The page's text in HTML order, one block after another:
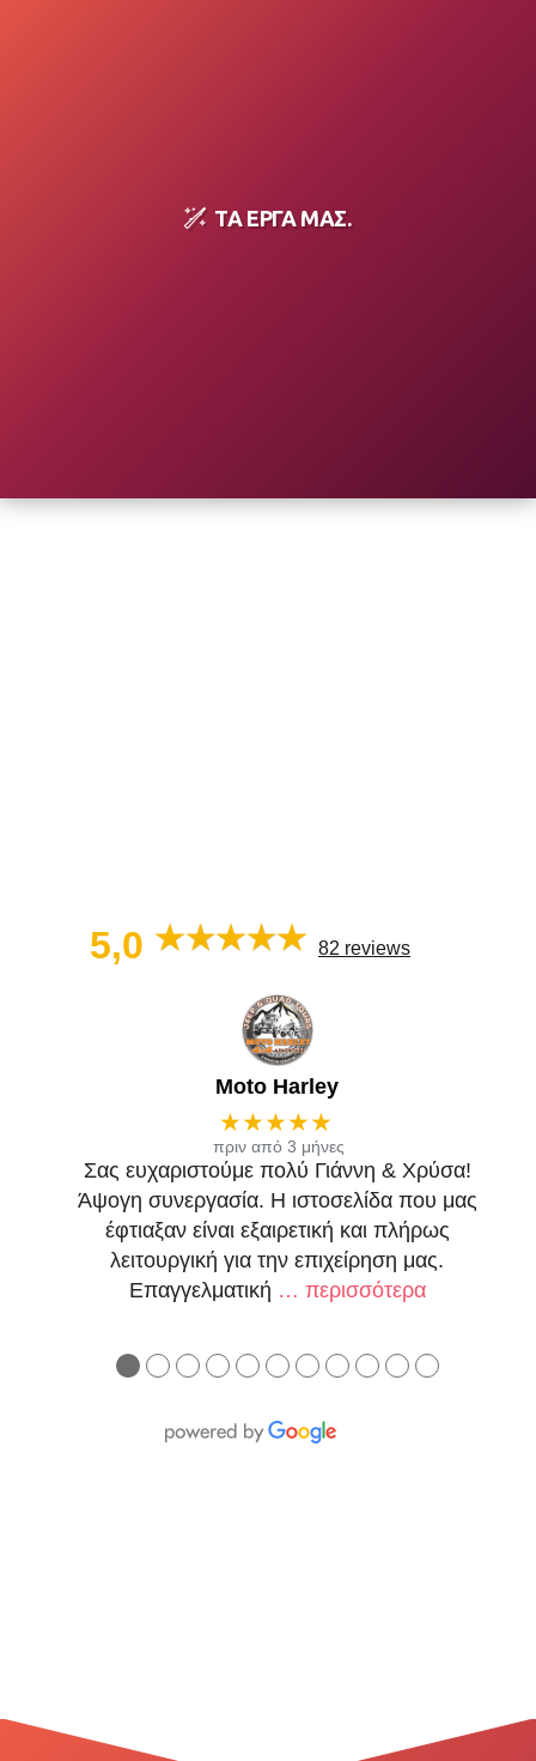
ΤΑ ΈΡΓΑ ΜΑΣ.
5,0 82 reviews
Moto Harley
★★★★★
πριν από 3 μήνες
Σας ευχαριστούμε πολύ Γιάννη & Χρύσα!
Άψογη συνεργασία. Η ιστοσελίδα που μας
έφτιαξαν είναι εξαιρετική και πλήρως
λειτουργική για την επιχείρηση μας.
Επαγγελματική … περισσότερα
●●●●●●●●●●●